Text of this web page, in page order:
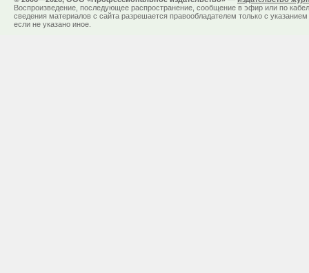
Воспроизведение, последующее распространение, сообщение в эфир или по
сведения материалов с сайта разрешается правообладателем только с
если не указано иное.